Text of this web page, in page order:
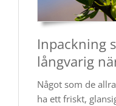
Inpackning
långvarig
Något som de
ha ett friskt,